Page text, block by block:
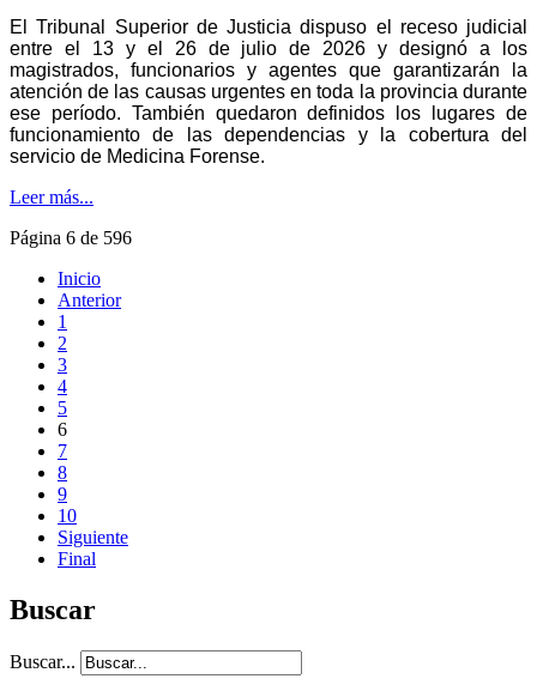
El Tribunal Superior de Justicia dispuso el receso judicial
entre el 13 y el 26 de julio de 2026 y designó a los
magistrados, funcionarios y agentes que garantizarán la
atención de las causas urgentes en toda la provincia durante
ese período. También quedaron definidos los lugares de
funcionamiento de las dependencias y la cobertura del
servicio de Medicina Forense.
Leer más...
Página 6 de 596
Inicio
Anterior
1
2
3
4
5
6
7
8
9
10
Siguiente
Final
Buscar
Buscar...